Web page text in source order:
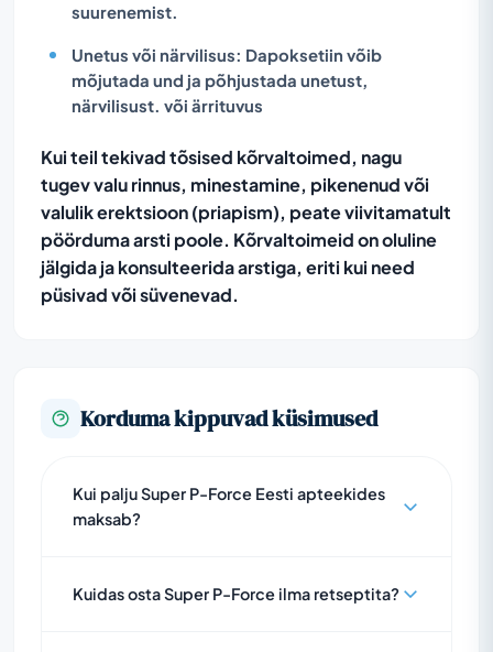
suurenemist.
Unetus või närvilisus: Dapoksetiin võib
mõjutada und ja põhjustada unetust,
närvilisust. või ärrituvus
Kui teil tekivad tõsised kõrvaltoimed, nagu
tugev valu rinnus, minestamine, pikenenud või
valulik erektsioon (priapism), peate viivitamatult
pöörduma arsti poole. Kõrvaltoimeid on oluline
jälgida ja konsulteerida arstiga, eriti kui need
püsivad või süvenevad.
Korduma kippuvad küsimused
Kui palju Super P-Force Eesti apteekides
maksab?
Kuidas osta Super P-Force ilma retseptita?